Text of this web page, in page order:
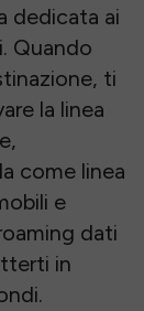
dedicata ai
Quando
ti
la linea
come linea
e
dati
in